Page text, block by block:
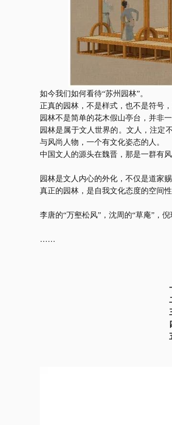
如今我们如何看待“苏州园林”。
正真的园林，不是样式，也不是符号
园林不是简单的花木假山亭台，并非
园林是属于文人世界的。文人，注定
与风尚人物，一个有文化姿态的人。
中国文人的源头在魏晋，那是一群有
园林是文人内心的外化，不仅是道家
真正的园林，是自我文化态度的空间
李唐的“万壑松风”，沈周的“草庵”
……